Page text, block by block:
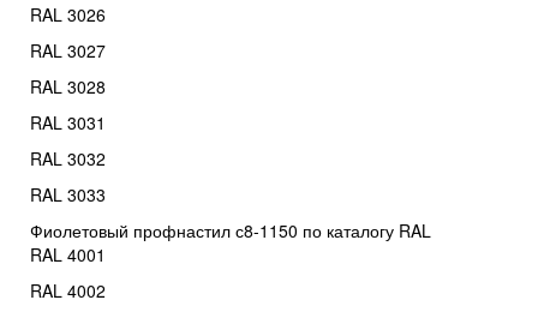
RAL 3026
RAL 3027
RAL 3028
RAL 3031
RAL 3032
RAL 3033
Фиолетовый профнастил с8-1150 по каталогу RAL
RAL 4001
RAL 4002